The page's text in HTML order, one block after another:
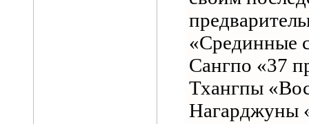
«Срединные
Сангпо «37
Тхангпы
Нагарджуны